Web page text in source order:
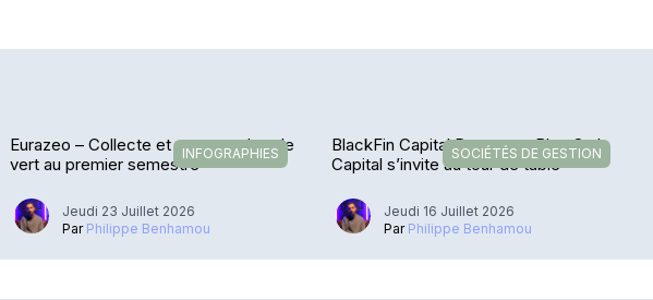
INFOGRAPHIES
Eurazeo – Collecte et encours dans le
vert au premier semestre
Jeudi 23 Juillet 2026
Par Philippe Benhamou
SOCIÉTÉS DE GESTION
BlackFin Capital Partners – Blue Owl
Capital s’invite au tour de table
Jeudi 16 Juillet 2026
Par Philippe Benhamou